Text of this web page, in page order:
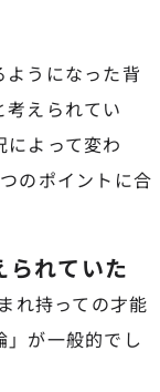
うになった背
えられてい
よって変わ
のポイントに合
られていた
れ持っての才能
」が一般的でし